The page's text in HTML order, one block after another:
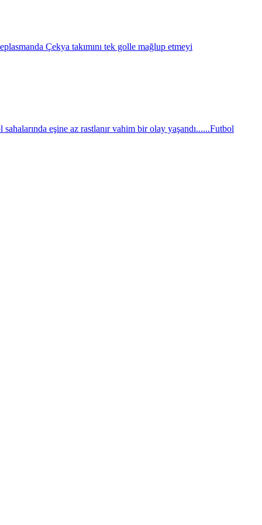
Çekya takımını tek golle mağlup etmeyi
eşine az rastlanır vahim bir olay yaşandı......Futbol